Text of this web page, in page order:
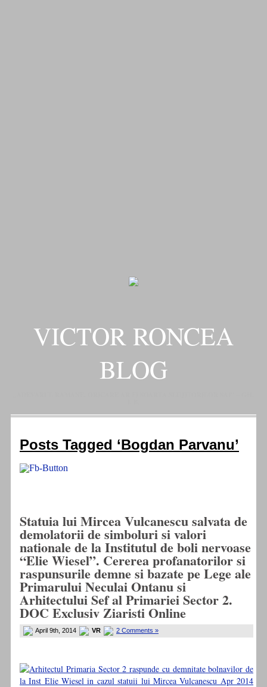
VICTOR RONCEA
BLOG
Posts Tagged ‘Bogdan Parvanu’
Statuia lui Mircea Vulcanescu salvata de
demolatorii de simboluri si valori
nationale de la Institutul de boli nervoase
“Elie Wiesel”. Cererea profanatorilor si
raspunsurile demne si bazate pe Lege ale
Primarului Neculai Ontanu si
Arhitectului Sef al Primariei Sector 2.
DOC Exclusiv Ziaristi Online
April 9th, 2014 VR 2 Comments »